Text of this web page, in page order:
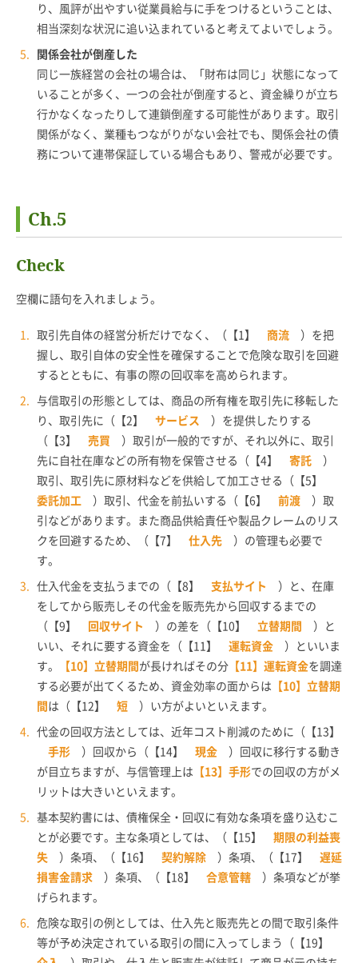
り、風評が出やすい従業員給与に手をつけるということは、
相当深刻な状況に追い込まれていると考えてよいでしょう。
関係会社が倒産した
同じ一族経営の会社の場合は、「財布は同じ」状態になって
いることが多く、一つの会社が倒産すると、資金繰りが立ち
行かなくなったりして連鎖倒産する可能性があります。取引
関係がなく、業種もつながりがない会社でも、関係会社の債
務について連帯保証している場合もあり、警戒が必要です。
Ch.5
Check
空欄に語句を入れましょう。
取引先自体の経営分析だけでなく、（【1】 商流 ）を把
握し、取引自体の安全性を確保することで危険な取引を回避
するとともに、有事の際の回収率を高められます。
与信取引の形態としては、商品の所有権を取引先に移転した
り、取引先に（【2】
サービス ）を提供したりする
（【3】
売買 ）取引が一般的ですが、それ以外に、取引
先に自社在庫などの所有物を保管させる（【4】
寄託 ）
取引、取引先に原材料などを供給して加工させる（【5】
委託加工 ）取引、代金を前払いする（【6】 前渡 ）取
引などがあります。また商品供給責任や製品クレームのリス
クを回避するため、（【7】
仕入先 ）の管理も必要で
す。
仕入代金を支払うまでの（【8】 支払サイト ）と、在庫
をしてから販売しその代金を販売先から回収するまでの
（【9】
回収サイト ）の差を（【10】 立替期間 ）と
いい、それに要する資金を（【11】
運転資金 ）といいま
す。
【10】立替期間 が長ければその分 【11】運転資金を調達
する必要が出てくるため、資金効率の面からは 【10】立替期
間 は（【12】 短 ）い方がよいといえます。
代金の回収方法としては、近年コスト削減のために（【13】
手形 ）回収から（【14】 現金 ）回収に移行する動き
が目立ちますが、与信管理上は 【13】手形での回収の方がメ
リットは大きいといえます。
基本契約書には、債権保全・回収に有効な条項を盛り込むこ
とが必要です。主な条項としては、（【15】
期限の利益喪
失 ）条項、（【16】 契約解除 ）条項、（【17】
遅延
損害金請求 ）条項、（【18】 合意管轄 ）条項などが挙
げられます。
危険な取引の例としては、仕入先と販売先との間で取引条件
等が予め決定されている取引の間に入ってしまう（【19】